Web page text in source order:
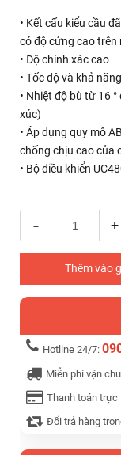
• Kết cấu kiểu cầu
có độ cứng cao trên
• Độ chính xác cao
• Tốc độ và khả
• Nhiệt độ bù từ 16
xúc)
• Áp dụng quy mô
chống chịu cao của
• Bộ điều khiển
- +
Thêm vào
Hotline 24/7:
Miễn phí vận
Thanh toán trực
Đổi trả hàng